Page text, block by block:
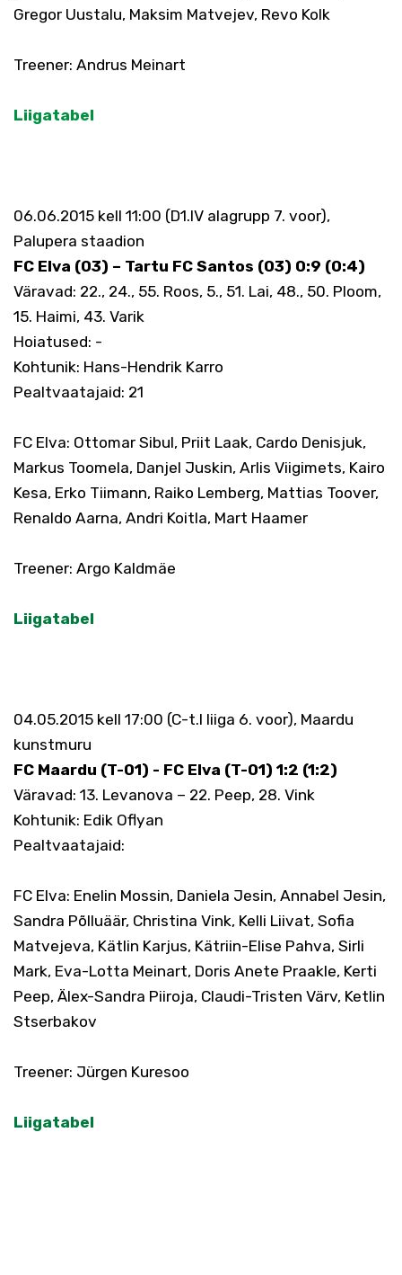
Gregor Uustalu, Maksim Matvejev, Revo Kolk
Treener: Andrus Meinart
Liigatabel
06.06.2015 kell 11:00 (D1.IV alagrupp 7. voor),
Palupera staadion
FC Elva (03) – Tartu FC Santos (03) 0:9 (0:4)
Väravad: 22., 24., 55. Roos, 5., 51. Lai, 48., 50. Ploom,
15. Haimi, 43. Varik
Hoiatused: -
Kohtunik: Hans-Hendrik Karro
Pealtvaatajaid: 21
FC Elva: Ottomar Sibul, Priit Laak, Cardo Denisjuk,
Markus Toomela, Danjel Juskin, Arlis Viigimets, Kairo
Kesa, Erko Tiimann, Raiko Lemberg, Mattias Toover,
Renaldo Aarna, Andri Koitla, Mart Haamer
Treener: Argo Kaldmäe
Liigatabel
04.05.2015 kell 17:00 (C-t.I liiga 6. voor), Maardu
kunstmuru
FC Maardu (T-01) - FC Elva (T-01) 1:2 (1:2)
Väravad: 13. Levanova – 22. Peep, 28. Vink
Kohtunik: Edik Oflyan
Pealtvaatajaid:
FC Elva: Enelin Mossin, Daniela Jesin, Annabel Jesin,
Sandra Põlluäär, Christina Vink, Kelli Liivat, Sofia
Matvejeva, Kätlin Karjus, Kätriin-Elise Pahva, Sirli
Mark, Eva-Lotta Meinart, Doris Anete Praakle, Kerti
Peep, Älex-Sandra Piiroja, Claudi-Tristen Värv, Ketlin
Stserbakov
Treener: Jürgen Kuresoo
Liigatabel